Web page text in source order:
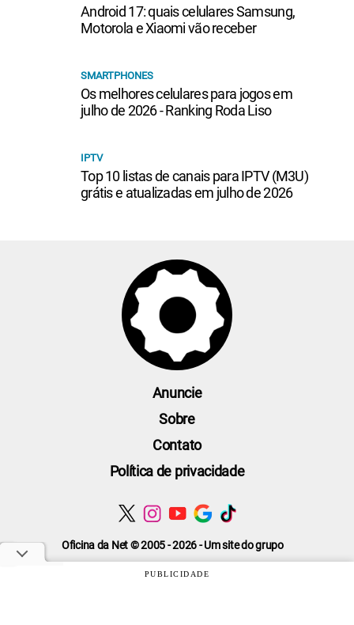
Android 17: quais celulares Samsung,
Motorola e Xiaomi vão receber
SMARTPHONES
Os melhores celulares para jogos em
julho de 2026 - Ranking Roda Liso
IPTV
Top 10 listas de canais para IPTV (M3U)
grátis e atualizadas em julho de 2026
Oficina da Net © 2005 - 2026 - Um site do grupo
Anuncie
Sobre
Contato
Política de privacidade
PUBLICIDADE